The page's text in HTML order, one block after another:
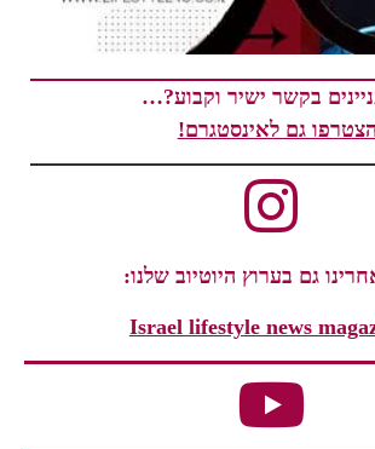
בקשר ישיר וקבוע?…
הצטרפו גם לאינסטגרם!
גם בערוץ היוטיוב שלנו:
Israel lifestyle news